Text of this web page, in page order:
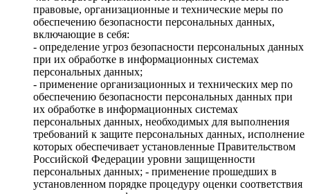
правовые, организационные и технические меры по
обеспечению безопасности персональных данных,
включающие в себя:
- определение угроз безопасности персональных данных
при их обработке в информационных системах
персональных данных;
- применение организационных и технических мер по
обеспечению безопасности персональных данных при
их обработке в информационных системах
персональных данных, необходимых для выполнения
требований к защите персональных данных, исполнение
которых обеспечивает установленные Правительством
Российской Федерации уровни защищенности
персональных данных; - применение прошедших в
установленном порядке процедуру оценки соответствия